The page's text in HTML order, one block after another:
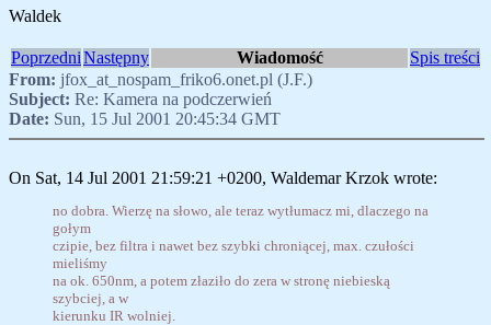
Waldek
PoprzedniNastępny Wiadomość
Spis treści
From: jfox_at_nospam_friko6.onet.pl (J.F.)
Subject: Re: Kamera na podczerwień
Date: Sun, 15 Jul 2001 20:45:34 GMT
On Sat, 14 Jul 2001 21:59:21 +0200, Waldemar Krzok wrote:
no dobra. Wierzę na słowo, ale teraz wytłumacz mi, dlaczego na
gołym
czipie, bez filtra i nawet bez szybki chroniącej, max. czułości
mieliśmy
na ok. 650nm, a potem złaziło do zera w stronę niebieską
szybciej, a w
kierunku IR wolniej.